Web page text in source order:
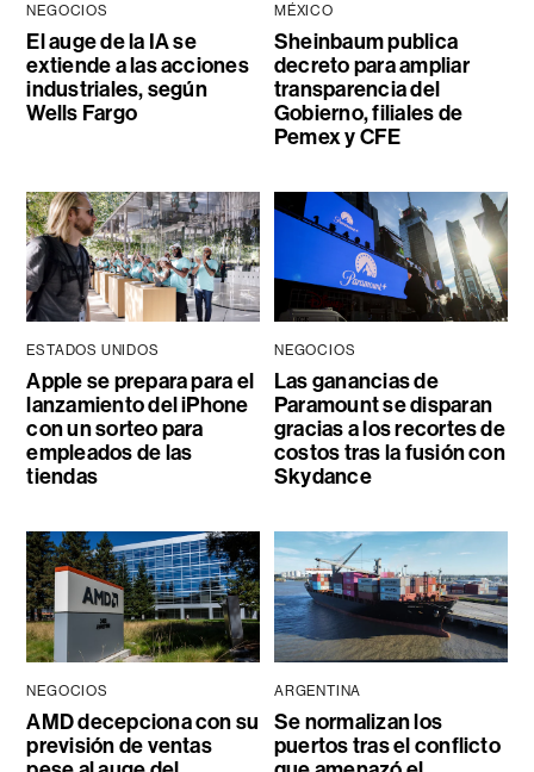
NEGOCIOS
El auge de la IA se
extiende a las acciones
industriales, según
Wells Fargo
MÉXICO
Sheinbaum publica
decreto para ampliar
transparencia del
Gobierno, filiales de
Pemex y CFE
ESTADOS UNIDOS
Apple se prepara para el
lanzamiento del iPhone
con un sorteo para
empleados de las
tiendas
NEGOCIOS
Las ganancias de
Paramount se disparan
gracias a los recortes de
costos tras la fusión con
Skydance
NEGOCIOS
AMD decepciona con su
previsión de ventas
ARGENTINA
Se normalizan los
puertos tras el conflicto